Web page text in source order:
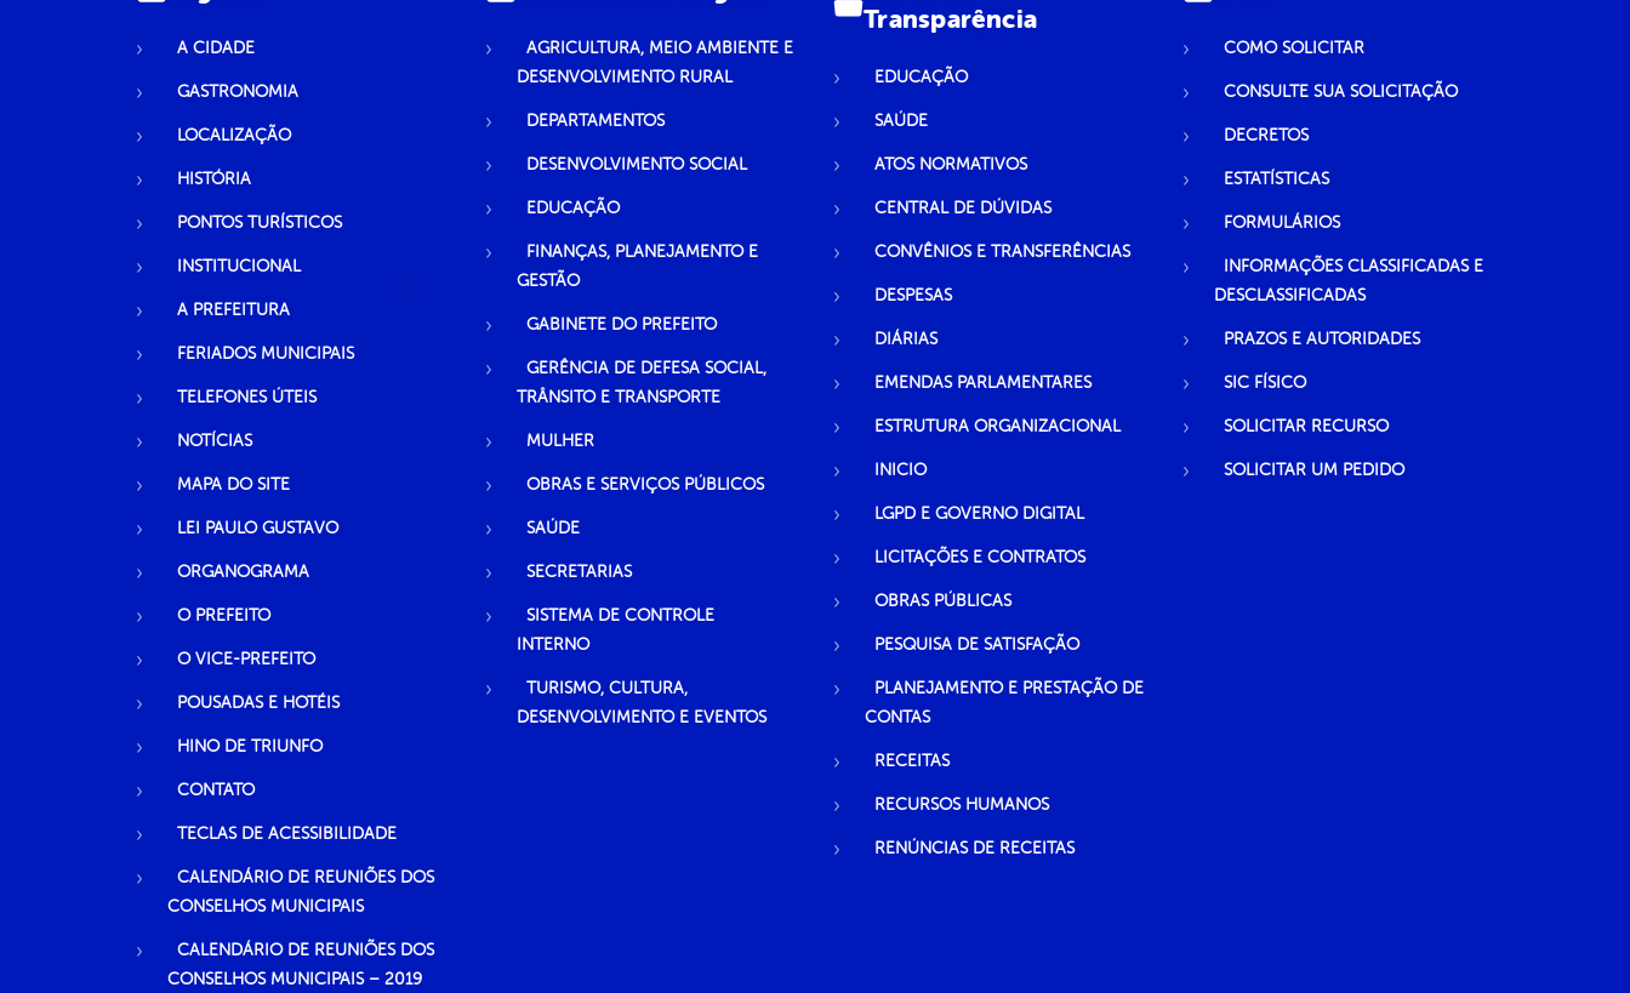
A CIDADE
GASTRONOMIA
LOCALIZAÇÃO
HISTÓRIA
PONTOS TURÍSTICOS
INSTITUCIONAL
A PREFEITURA
FERIADOS MUNICIPAIS
TELEFONES ÚTEIS
NOTÍCIAS
MAPA DO SITE
LEI PAULO GUSTAVO
ORGANOGRAMA
O PREFEITO
O VICE-PREFEITO
POUSADAS E HOTÉIS
HINO DE TRIUNFO
CONTATO
TECLAS DE ACESSIBILIDADE
CALENDÁRIO DE REUNIÕES DOS
CONSELHOS MUNICIPAIS
CALENDÁRIO DE REUNIÕES DOS
CONSELHOS MUNICIPAIS – 2019
AGRICULTURA, MEIO AMBIENTE E
DESENVOLVIMENTO RURAL
DEPARTAMENTOS
DESENVOLVIMENTO SOCIAL
EDUCAÇÃO
FINANÇAS, PLANEJAMENTO E
GESTÃO
GABINETE DO PREFEITO
GERÊNCIA DE DEFESA SOCIAL,
TRÂNSITO E TRANSPORTE
MULHER
OBRAS E SERVIÇOS PÚBLICOS
SAÚDE
SECRETARIAS
SISTEMA DE CONTROLE
INTERNO
TURISMO, CULTURA,
DESENVOLVIMENTO E EVENTOS
Transparência
EDUCAÇÃO
SAÚDE
ATOS NORMATIVOS
CENTRAL DE DÚVIDAS
CONVÊNIOS E TRANSFERÊNCIAS
DESPESAS
DIÁRIAS
EMENDAS PARLAMENTARES
ESTRUTURA ORGANIZACIONAL
INICIO
LGPD E GOVERNO DIGITAL
LICITAÇÕES E CONTRATOS
OBRAS PÚBLICAS
PESQUISA DE SATISFAÇÃO
PLANEJAMENTO E PRESTAÇÃO DE
CONTAS
RECEITAS
RECURSOS HUMANOS
RENÚNCIAS DE RECEITAS
COMO SOLICITAR
CONSULTE SUA SOLICITAÇÃO
DECRETOS
ESTATÍSTICAS
FORMULÁRIOS
INFORMAÇÕES CLASSIFICADAS E
DESCLASSIFICADAS
PRAZOS E AUTORIDADES
SIC FÍSICO
SOLICITAR RECURSO
SOLICITAR UM PEDIDO